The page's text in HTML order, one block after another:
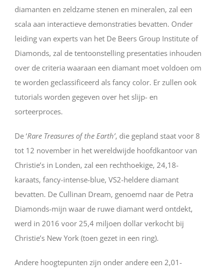
diamanten en zeldzame stenen en mineralen, zal een
scala aan interactieve demonstraties bevatten. Onder
leiding van experts van het De Beers Group Institute of
Diamonds, zal de tentoonstelling presentaties inhouden
over de criteria waaraan een diamant moet voldoen om
te worden geclassificeerd als fancy color. Er zullen ook
tutorials worden gegeven over het slijp- en
sorteerproces.
De ‘Rare Treasures of the Earth’, die gepland staat voor 8
tot 12 november in het wereldwijde hoofdkantoor van
Christie’s in Londen, zal een rechthoekige, 24,18-
karaats, fancy-intense-blue, VS2-heldere diamant
bevatten. De Cullinan Dream, genoemd naar de Petra
Diamonds-mijn waar de ruwe diamant werd ontdekt,
werd in 2016 voor 25,4 miljoen dollar verkocht bij
Christie’s New York (toen gezet in een ring).
Andere hoogtepunten zijn onder andere een 2,01-